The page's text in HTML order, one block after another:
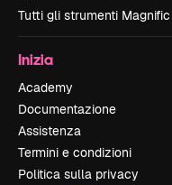
Tutti gli strumenti Magnific
Inizia
Academy
Documentazione
Assistenza
Termini e condizioni
Politica sulla privacy